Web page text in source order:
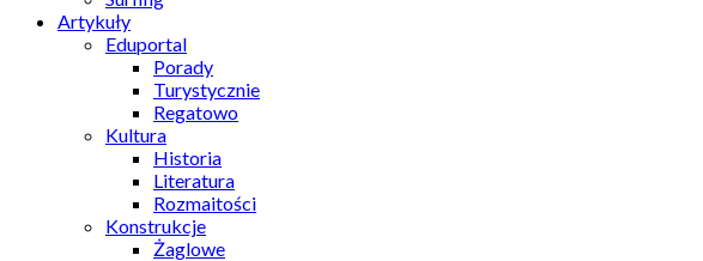
Artykuły
Eduportal
Porady
Turystycznie
Regatowo
Kultura
Historia
Literatura
Rozmaitości
Konstrukcje
Żaglowe